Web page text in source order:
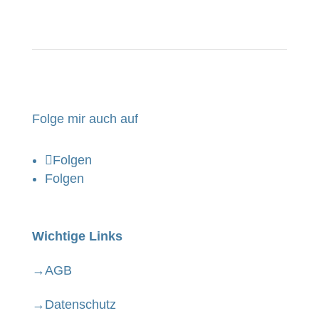
Folge mir auch auf
Folgen
Folgen
Wichtige Links
→AGB
→ Datenschutz